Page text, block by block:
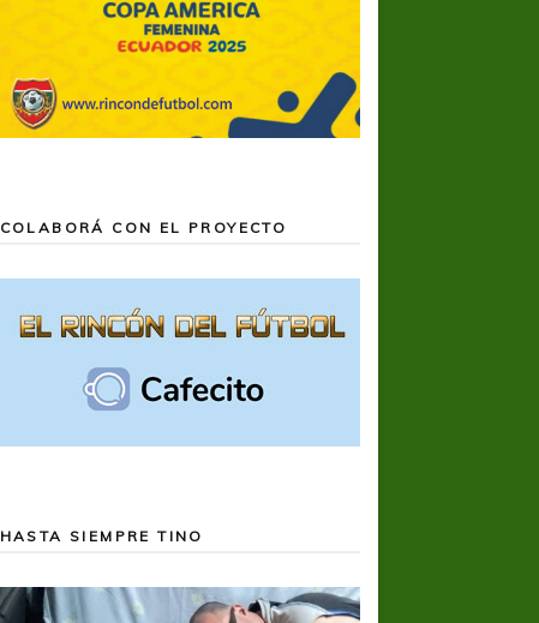
COLABORÁ CON EL PROYECTO
HASTA SIEMPRE TINO